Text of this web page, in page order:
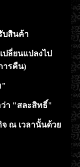
บสินค้า
ลี่ยนแปลงไป
ารคืน)
"
ว่า "สละสิทธิ์"
ณ เวลานั้นด้วย